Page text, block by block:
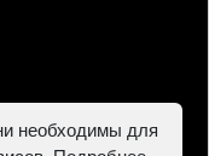
781302555843,
необходимы для